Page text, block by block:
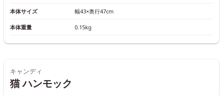
本体サイズ 幅43×奥行47cm
本体重量 0.15kg
キャンディ
猫 ハンモック